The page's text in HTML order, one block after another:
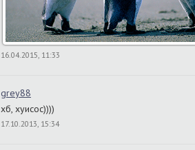
16.04.2015, 11:33
grey88
хб, хуисос))))
17.10.2013, 15:34